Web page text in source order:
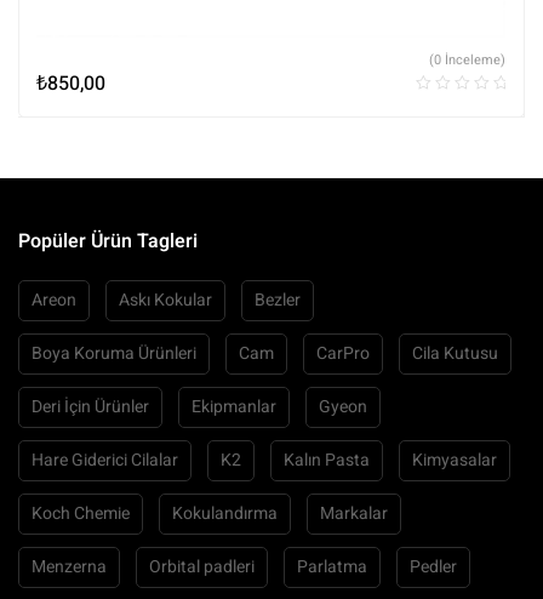
₺850,00
(0 İnceleme)
Popüler Ürün Tagleri
Areon Askı Kokular Bezler
Boya Koruma Ürünleri Cam CarPro Cila Kutusu
Deri İçin Ürünler Ekipmanlar Gyeon
Hare Giderici Cilalar K2 Kalın Pasta Kimyasalar
Koch Chemie Kokulandırma Markalar
Menzerna Orbital padleri Parlatma Pedler